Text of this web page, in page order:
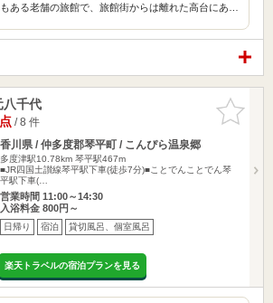
ある老舗の旅館で、旅館街からは離れた高台にあ…
お気に入
りに追加
八千代
/ 8 件
香川県 / 仲多度郡琴平町 / こんぴら温泉郷
多度津駅10.78km 琴平駅467m
■JR四国土讃線琴平駅下車(徒歩7分)■ことでんことでん琴
平駅下車(…
営業時間 11:00～14:30
入浴料金 800円～
日帰り 宿泊 貸切風呂、個室風呂
楽天トラベルの宿泊プランを見る